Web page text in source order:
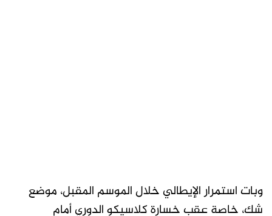
وبات استمرار الإيطالي خلال الموسم المقبل، موضع
شك، خاصة عقب خسارة كلاسيكو الدوري أمام